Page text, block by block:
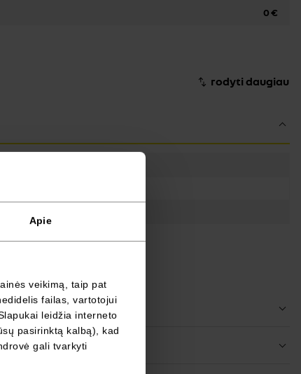
Apie
veikimą, taip pat
failas, vartotojui
leidžia interneto
pasirinktą kalbą), kad
gali tvarkyti
0 €